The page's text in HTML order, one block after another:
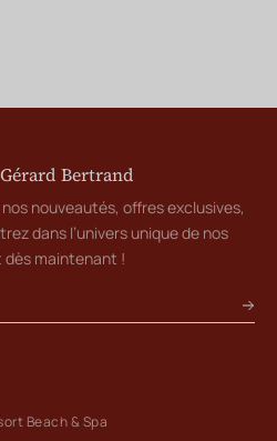
Bertrand
nouveautés, offres exclusives,
dans l’univers unique de nos
dès maintenant !
Beach & Spa